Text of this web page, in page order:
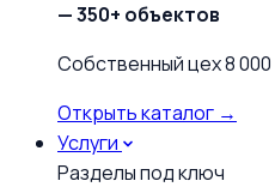
— 350+ объектов
Собственный цех 8
Открыть каталог →
Услуги
Разделы под ключ